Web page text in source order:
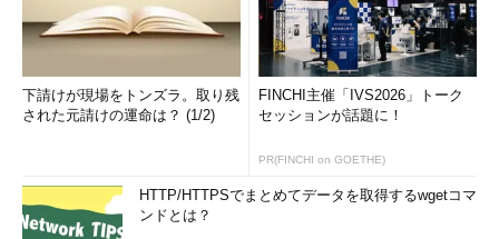
下請けが現場をトンズラ。取り残
された元請けの運命は？ (1/2)
FINCHI主催「IVS2026」トーク
セッションが話題に！
PR(FINCHI on GOETHE)
HTTP/HTTPSでまとめてデータを取得するwgetコマ
ンドとは？